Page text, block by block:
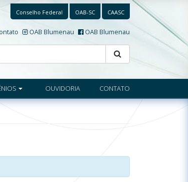
Conselho Federal OAB-SC CAASC
OAB Blumenau OAB Blumenau
OUVIDORIA CONTATO